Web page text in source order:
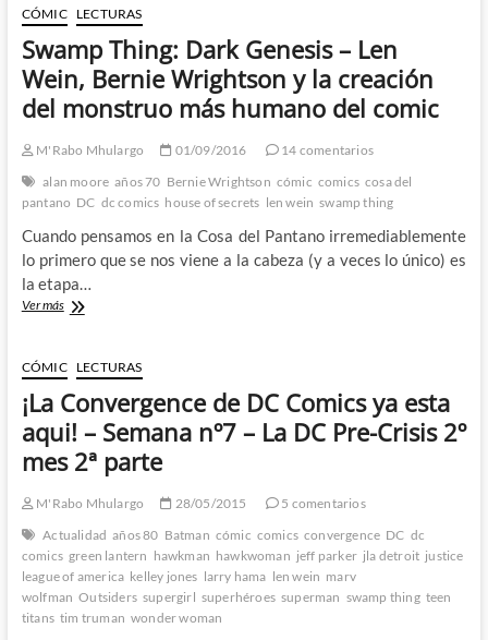
Un
comienzo
mas
prometedor
para
serie
incierto
destino
CÓMIC LECTURAS
Swamp Thing: Dark Genesis – Len
Wein, Bernie Wrightson y la creación
del monstruo más humano del comic
M'Rabo Mhulargo 01/09/2016
14 comentarios
alan moore años 70 Bernie Wrightson cómic comics cosa del
pantano DC dc comics house of secrets len wein swamp thing
Cuando pensamos en la Cosa del Pantano irremediablemente
lo primero que se nos viene a la cabeza (y a veces lo único) es
la etapa…
Ver másSwamp
Genesis
–
Len
Wein,
Bernie
Wrightson
la
del
monstruo
más
humano
del
CÓMIC LECTURAS
¡La Convergence de DC Comics ya esta
aqui! – Semana nº7 – La DC Pre-Crisis 2º
mes 2ª parte
M'Rabo Mhulargo 28/05/2015
5 comentarios
Actualidad años 80 Batman cómic comics convergence DC dc
comics green lantern hawkman hawkwoman jeff parker jla detroit justice
league of america kelley jones larry hama len wein marv
wolfman Outsiders supergirl superhéroes superman swamp thing teen
titans tim truman wonder woman